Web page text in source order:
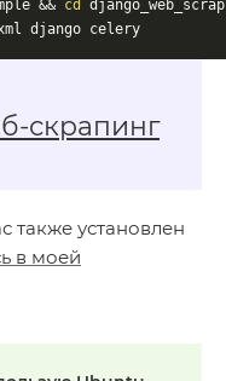
&& cd
django celery
скрапинг
также установлен
в моей